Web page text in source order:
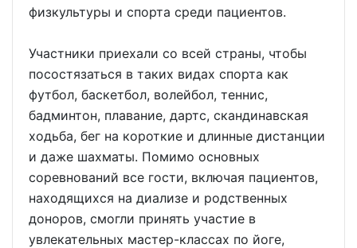
физкультуры и спорта среди пациентов.
Участники приехали со всей страны, чтобы
посостязаться в таких видах спорта как
футбол, баскетбол, волейбол, теннис,
бадминтон, плавание, дартс, скандинавская
ходьба, бег на короткие и длинные дистанции
и даже шахматы. Помимо основных
соревнований все гости, включая пациентов,
находящихся на диализе и родственных
доноров, смогли принять участие в
увлекательных мастер-классах по йоге,